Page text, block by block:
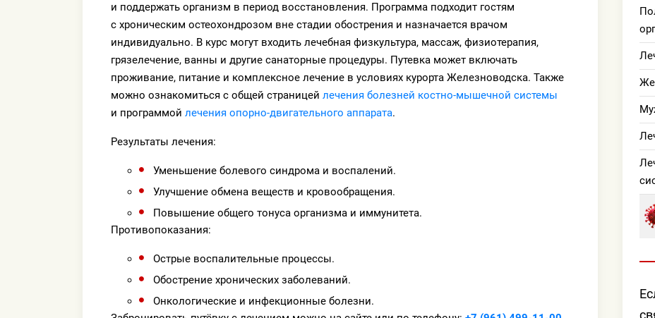
и поддержать организм в период восстановления. Программа подходит гостям
с хроническим остеохондрозом вне стадии обострения и назначается врачом
индивидуально. В курс могут входить лечебная физкультура, массаж, физиотерапия,
грязелечение, ванны и другие санаторные процедуры. Путевка может включать
проживание, питание и комплексное лечение в условиях курорта Железноводска. Также
можно ознакомиться с общей страницей лечения болезней костно-мышечной системы
и программой лечения опорно-двигательного аппарата.
Результаты лечения:
Уменьшение болевого синдрома и воспалений.
Улучшение обмена веществ и кровообращения.
Повышение общего тонуса организма и иммунитета.
Противопоказания:
Острые воспалительные процессы.
Обострение хронических заболеваний.
Онкологические и инфекционные болезни.